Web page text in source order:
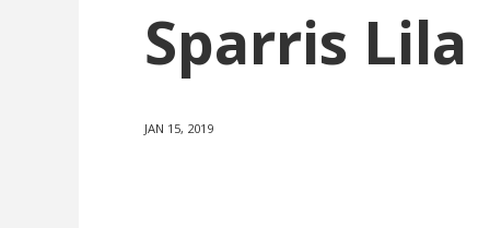
Sparris Lila
JAN 15, 2019